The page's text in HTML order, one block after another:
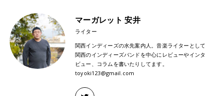
マーガレット 安井
ライター
関西インディーズの水先案内人。音楽ライターとして
関西のインディーズバンドを中心にレビューやインタ
ビュー、コラムを書いたりしてます。
toyoki123@gmail.com